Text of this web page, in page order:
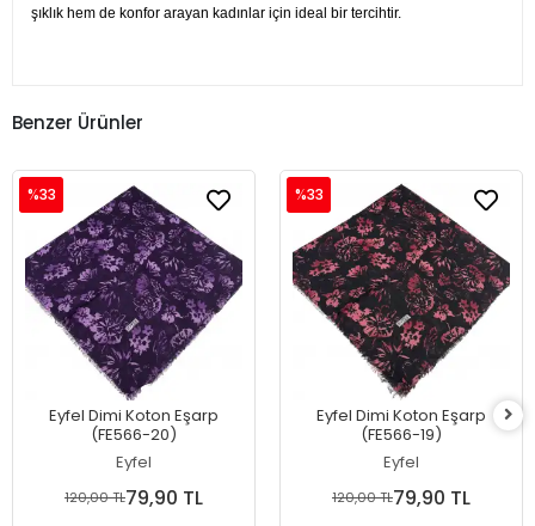
şıklık hem de konfor arayan kadınlar için ideal bir tercihtir.
Benzer Ürünler
Eyfel Dimi Koton Eşarp
(FE566-20)
Eyfel
%33
120,00 TL79,90 TL
Eyfel Dimi Koton Eşarp
(FE566-19)
Eyfel
%33
120,00 TL79,90 TL